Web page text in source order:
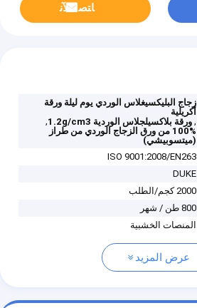
ﺎﺘﺼﻟ ﺍﻶﻧ
زجاج البليكسيغلاس الوردي يوم ليلة ورقة
أكريلية
,ورقة بلاكسيلجلاس الوردية 1.2g/cm3
,
100% من ورق الزجاج الوردي من طراز
(ميتسوبيشي)
ISO 9001:2008/EN263
DUKE
2000 كجم/الطلب
800 طن / شهر
المنصات الخشبية
عرض المزيد